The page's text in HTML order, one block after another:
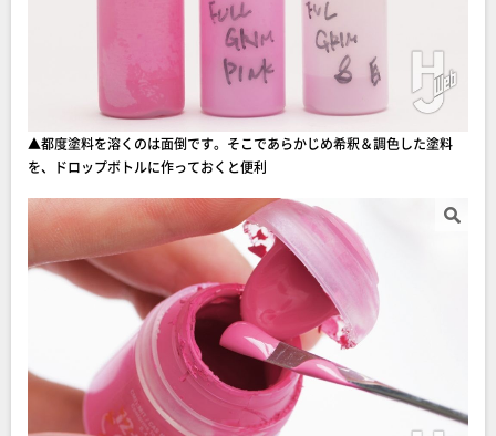
▲都度塗料を溶くのは面倒です。そこであらかじめ希釈＆調色した塗料
を、ドロップボトルに作っておくと便利